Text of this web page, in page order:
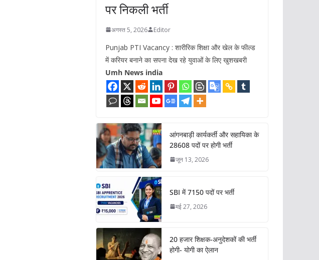
पर निकली भर्ती
अगस्त 5, 2026 Editor
Punjab PTI Vacancy : शारीरिक शिक्षा और खेल के फील्ड
में करियर बनाने का सपना देख रहे युवाओं के लिए खुशखबरी
Umh News india
आंगनबाड़ी कार्यकर्ती और सहायिका के
28608 पदों पर होगी भर्ती
जून 13, 2026
SBI में 7150 पदों पर भर्ती
मई 27, 2026
20 हजार शिक्षक-अनुदेशकों की भर्ती
होगी- योगी का ऐलान